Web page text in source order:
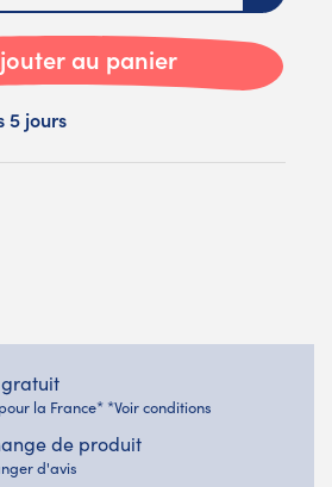
au panier
5 jours
la France* *Voir conditions
de produit
d'avis